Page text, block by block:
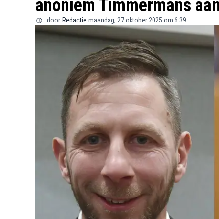
anoniem Timmermans
door Redactie maandag, 27 oktober 2025 om 6:39